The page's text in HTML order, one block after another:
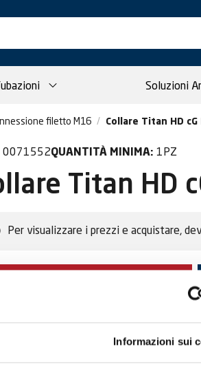
Informazioni sui
Soluzioni
filetto M16 Collare Titan HD cG
0071552QUANTITÀ MINIMA: 1PZ
Titan HD
Per visualizzare i prezzi e acquistare,
A CONFEZIONE:
MISURA: